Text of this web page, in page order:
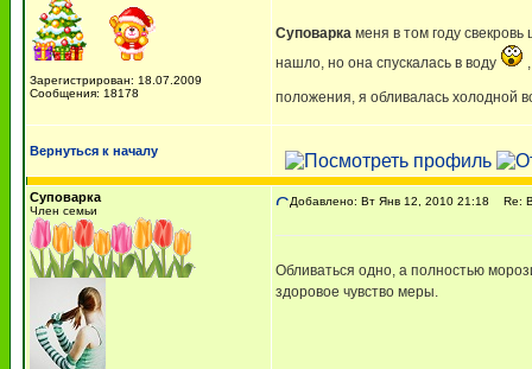
Зарегистрирован: 18.07.2009
Сообщения: 18178
Суповарка меня в том году
нашло, но она спускалась в воду
положения, я обливалась холодной
Вернуться к началу
Суповарка
Член семьи
Добавлено: Вт Янв 12, 2010 21:18 Re:
Обливаться одно, а полностью
здоровое чувство меры.